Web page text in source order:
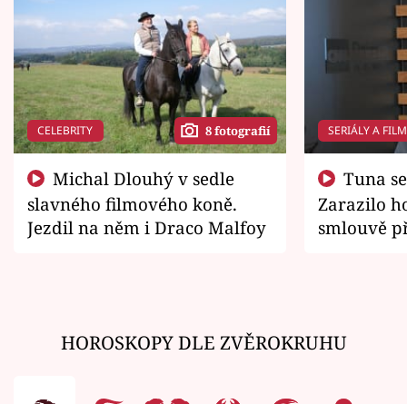
CELEBRITY 8 fotografií
slavného filmového koně.
Jezdil na něm i Draco Malfoy
SERIÁLY A
Zarazilo
smlouvě
HOROSKOPY DLE ZVĚROKRUHU